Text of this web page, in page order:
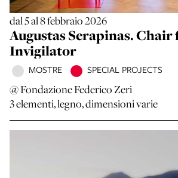
dal 5 al 8 febbraio 2026
Augustas Serapinas.
Invigilator
MOSTRE SPECIAL PROJECTS
@ Fondazione Federico Zeri
3 elementi, legno, dimensioni varie